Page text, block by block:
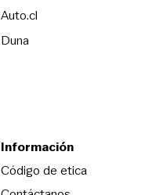
Auto.cl
DunaOpens in new window
Información
Código de eticaOpens in new